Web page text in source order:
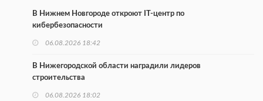
В Нижнем Новгороде откроют IT-центр по
кибербезопасности
06.08.2026 18:42
В Нижегородской области наградили лидеров
строительства
06.08.2026 18:02